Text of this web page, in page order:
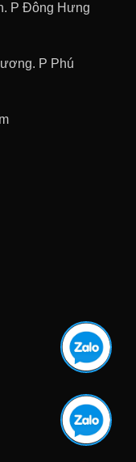
P Đông Hưng
P Phú